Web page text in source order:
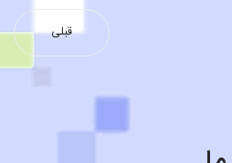
قبلی